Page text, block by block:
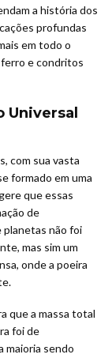
a história dos
profundas
em todo o
e condritos
Universal
com sua vasta
formado em uma
que essas
de
planetas não foi
mas sim um
onde a poeira
que a massa total
foi de
maioria sendo